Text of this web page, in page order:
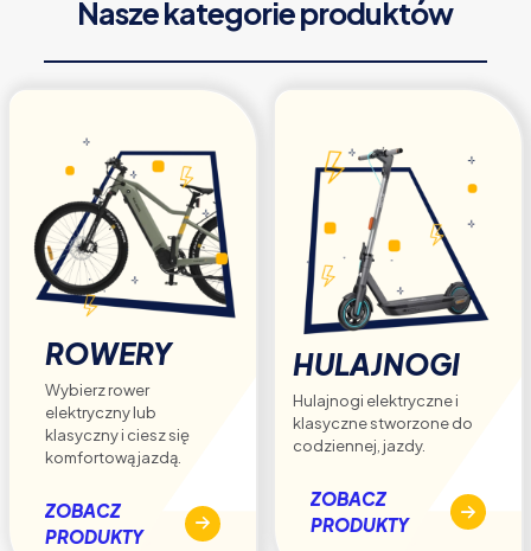
można
na
Nasze kategorie produktów
ROWERY
Wybierz rower
elektryczny lub
klasyczny i ciesz się
komfortową jazdą.
ZOBACZ
PRODUKTY
HULAJNOGI
Hulajnogi elektryczne i
klasyczne stworzone do
codziennej, jazdy.
ZOBACZ
PRODUKTY